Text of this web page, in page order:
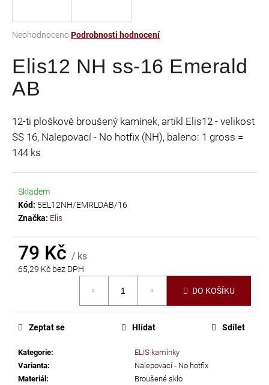
Průměrné
produktu
je
0,0
hvězdiček.
NeohodnocenoPodrobnosti hodnocení
Elis12 NH ss-16 Emerald
AB
12-ti ploškově broušený kamínek, artikl Elis12 - velikost
SS 16, Nalepovací - No hotfix (NH), baleno: 1 gross =
144 ks
Skladem
Kód: 5EL12NH/EMRLDAB/16
Značka: Elis
79 Kč / ks
65,29 Kč bez DPH
DO KOŠÍKU
Kategorie:
ELIS kamínky
Varianta:
Nalepovací - No hotfix
Materiál:
Broušené sklo
Zeptat se Hlídat Sdílet
j
t
?
HLEDAT
D
o
p
č
e
m
SWAROVSKI